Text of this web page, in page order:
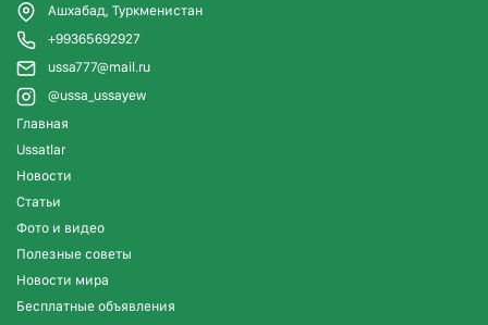
Ашхабад, Туркменистан
+99365692927
ussa777@mail.ru
@ussa_ussayew
Главная
Ussatlar
Новости
Статьи
Фото и видео
Полезные советы
Новости мира
Бесплатные объявления